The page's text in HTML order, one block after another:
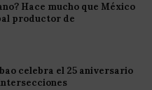
Hace mucho que México
productor de
celebra el 25 aniversario